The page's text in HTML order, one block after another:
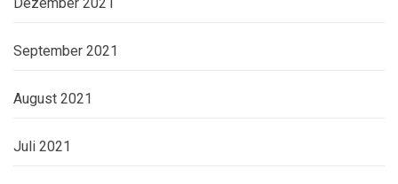
September 2021
August 2021
Juli 2021